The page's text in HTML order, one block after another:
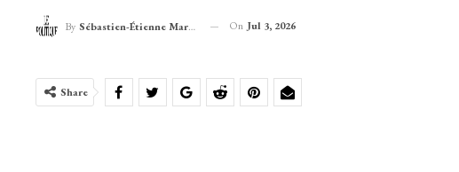
By Sébastien-Étienne Marechal On Jul 3, 2026
Share